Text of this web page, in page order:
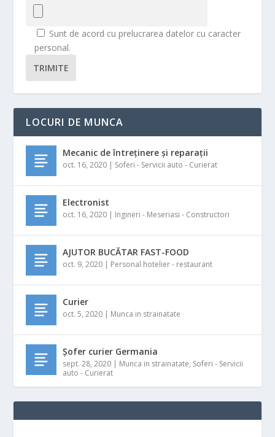
Sunt de acord cu prelucrarea datelor cu caracter
personal.
TRIMITE
LOCURI DE MUNCA
Mecanic de întreținere și reparații
oct. 16, 2020 | Soferi - Servicii auto - Curierat
Electronist
oct. 16, 2020 | Ingineri - Meseriasi - Constructori
AJUTOR BUCĂTAR FAST-FOOD
oct. 9, 2020 | Personal hotelier - restaurant
Curier
oct. 5, 2020 | Munca in strainatate
Șofer curier Germania
sept. 28, 2020 | Munca in strainatate, Soferi - Servicii
auto - Curierat